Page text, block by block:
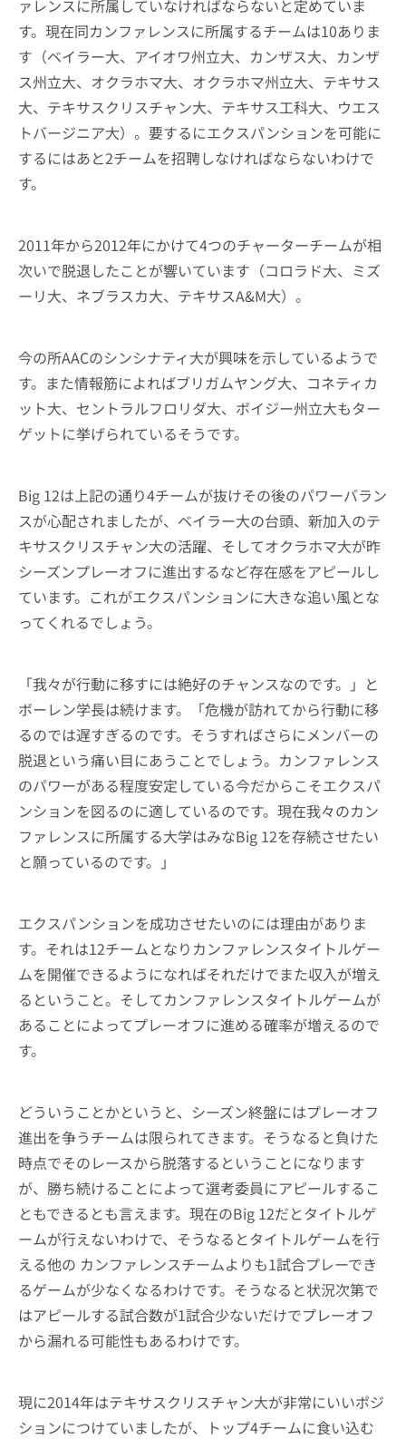
ァレンスに所属していなければならないと定めていま
す。現在同カンファレンスに所属するチームは10ありま
す（ベイラー大、アイオワ州立大、カンザス大、カンザ
ス州立大、オクラホマ大、オクラホマ州立大、テキサス
大、テキサスクリスチャン大、テキサス工科大、ウエス
トバージニア大）。要するにエクスパンションを可能に
するにはあと2チームを招聘しなければならないわけで
す。
2011年から2012年にかけて4つのチャーターチームが相
次いで脱退したことが響いています（コロラド大、ミズ
ーリ大、ネブラスカ大、テキサスA&M大）。
今の所AACのシンシナティ大が興味を示しているようで
す。また情報筋によればブリガムヤング大、コネティカ
ット大、セントラルフロリダ大、ボイジー州立大もター
ゲットに挙げられているそうです。
Big 12は上記の通り4チームが抜けその後のパワーバラン
スが心配されましたが、ベイラー大の台頭、新加入のテ
キサスクリスチャン大の活躍、そしてオクラホマ大が昨
シーズンプレーオフに進出するなど存在感をアピールし
ています。これがエクスパンションに大きな追い風とな
ってくれるでしょう。
「我々が行動に移すには絶好のチャンスなのです。」と
ボーレン学長は続けます。「危機が訪れてから行動に移
るのでは遅すぎるのです。そうすればさらにメンバーの
脱退という痛い目にあうことでしょう。カンファレンス
のパワーがある程度安定している今だからこそエクスパ
ンションを図るのに適しているのです。現在我々のカン
ファレンスに所属する大学はみなBig 12を存続させたい
と願っているのです。」
エクスパンションを成功させたいのには理由がありま
す。それは12チームとなりカンファレンスタイトルゲー
ムを開催できるようになればそれだけでまた収入が増え
るということ。そしてカンファレンスタイトルゲームが
あることによってプレーオフに進める確率が増えるので
す。
どういうことかというと、シーズン終盤にはプレーオフ
進出を争うチームは限られてきます。そうなると負けた
時点でそのレースから脱落するということになります
が、勝ち続けることによって選考委員にアピールするこ
ともできるとも言えます。現在のBig 12だとタイトルゲ
ームが行えないわけで、そうなるとタイトルゲームを行
える他の カンファレンスチームよりも1試合プレーでき
るゲームが少なくなるわけです。そうなると状況次第で
はアピールする試合数が1試合少ないだけでプレーオフ
から漏れる可能性もあるわけです。
現に2014年はテキサスクリスチャン大が非常にいいポジ
ションにつけていましたが、トップ4チームに食い込む